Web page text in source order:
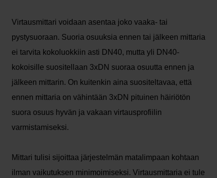
Virtausmittari voidaan asentaa joko vaaka- tai
pystysuoraan. Suoria osuuksia ennen tai jälkeen mittaria
ei tarvita kokoluokkiin asti DN40, mutta yli DN40-
kokoisille suositellaan 3xDN suoraa osuutta ennen ja
jälkeen mittarin. On kuitenkin aina suositeltavaa, että
ennen mittaria on vähintään 3xDN pituinen häiriötön
suora osuus hyvän ja vakaan virtausprofiilin
varmistamiseksi.
Mittari tulisi sijoittaa järjestelmän matalimpaan kohtaan
ilman vaikutuksen minimoimiseksi. Virtausmittaria ei tule